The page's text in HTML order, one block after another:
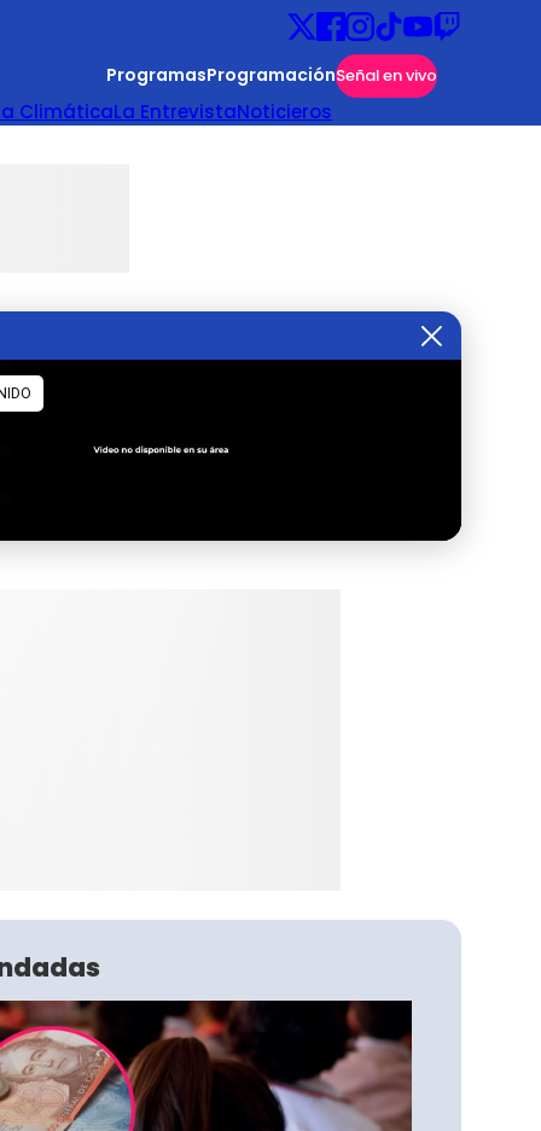
ProgramasProgramaciónSeñal en vivo
ClimáticaLa EntrevistaNoticieros